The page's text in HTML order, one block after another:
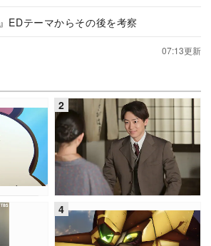
EDテーマからその後を考察
07:13更新